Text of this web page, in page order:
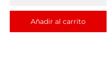
Añadir al carrito